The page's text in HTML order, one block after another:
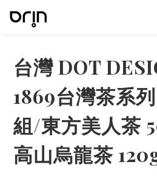
台灣 DOT
1869台灣茶系
組/東方美人茶
高山烏龍茶